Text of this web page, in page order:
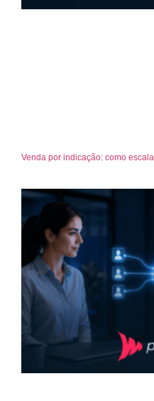
Venda por indicação: como